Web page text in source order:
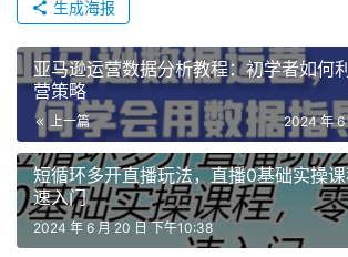
生成海报
亚马逊运营数据分析教程：初学者如何
营策略
上一篇 2024 年 6
短循环多开直播玩法，直播0基础实操
速入门
2024 年 6 月 20 日 下午10:38